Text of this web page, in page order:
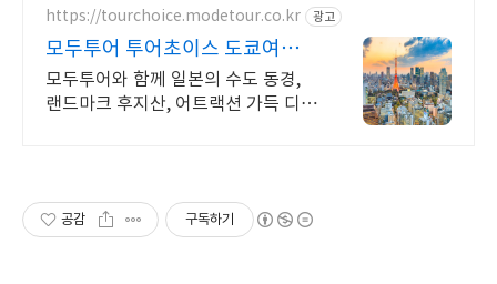
https://tourchoice.modetour.co.kr 광고
모두투어 투어초이스 도쿄여행
후지산,온천,디즈니를 한번에
모두투어와 함께 일본의 수도 동경,
랜드마크 후지산, 어트랙션 가득 디즈
공감 구독하기